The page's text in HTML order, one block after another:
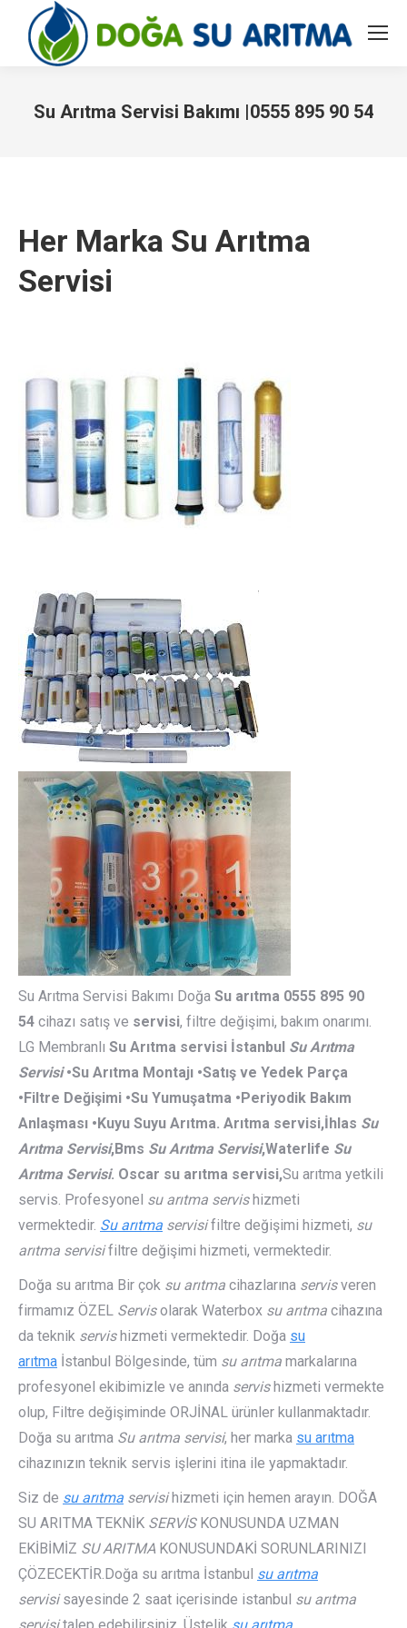
Su Arıtma Servisi Bakımı |0555 895 90 54
Her Marka Su Arıtma
Servisi
Su Arıtma Servisi Bakımı Doğa Su arıtma 0555 895 90
54 cihazı satış ve servisi, filtre değişimi, bakım onarımı.
LG Membranlı Su Arıtma servisi İstanbul Su Arıtma
Servisi•Su Arıtma Montajı •Satış ve Yedek Parça
•Filtre Değişimi •Su Yumuşatma •Periyodik Bakım
Anlaşması •Kuyu Suyu Arıtma. Arıtma servisi,İhlas Su
Arıtma Servisi,Bms Su Arıtma Servisi,Waterlife Su
Arıtma Servisi. Oscar su arıtma servisi,Su arıtma yetkili
servis. Profesyonel su arıtma servishizmeti
vermektedir. Su arıtma servisifiltre değişimi hizmeti, su
arıtma servisifiltre değişimi hizmeti, vermektedir.
Doğa su arıtma Bir çok su arıtma cihazlarına servisveren
firmamız ÖZEL Servisolarak Waterbox su arıtma cihazına
da teknik servishizmeti vermektedir. Doğa su
arıtma İstanbul Bölgesinde, tüm su arıtma markalarına
profesyonel ekibimizle ve anında servishizmeti vermekte
olup, Filtre değişiminde ORJİNAL ürünler kullanmaktadır.
Doğa su arıtma Su arıtma servisi, her marka su arıtma
cihazınızın teknik servis işlerini itina ile yapmaktadır.
Siz de su arıtma servisihizmeti için hemen arayın. DOĞA
SU ARITMA TEKNİK SERVİSKONUSUNDA UZMAN
EKİBİMİZ SU ARITMA KONUSUNDAKİ SORUNLARINIZI
ÇÖZECEKTİR.Doğa su arıtma İstanbul su arıtma
servisisayesinde 2 saat içerisinde istanbul su arıtma